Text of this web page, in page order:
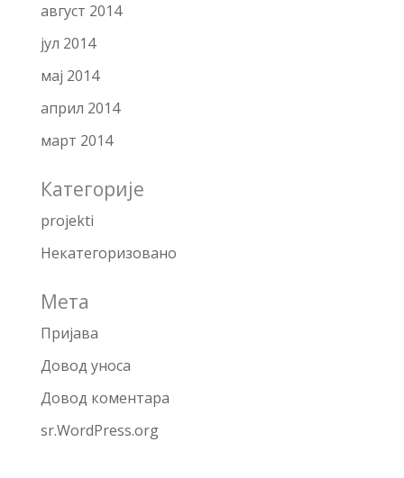
август 2014
јул 2014
мај 2014
април 2014
март 2014
Категорије
projekti
Некатегоризовано
Мета
Пријава
Довод уноса
Довод коментара
sr.WordPress.org